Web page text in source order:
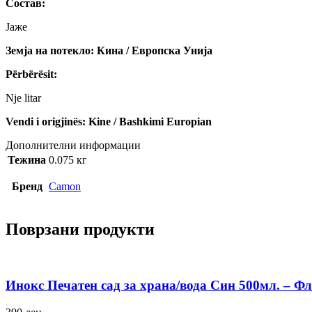
Состав:
Јаже
Земја на потекло: Кина / Европска Унија
Përbërësit:
Nje litar
Vendi i origjinës: Kine / Bashkimi Europian
Дополнителни информации
Тежина 0.075 кг
Бренд Camon
Поврзани продукти
Инокс Печатен сад за храна/вода Син 500мл. –